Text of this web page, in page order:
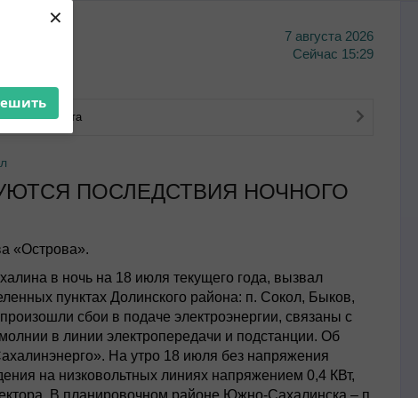
×
7 августа 2026
Сейчас 15:29
счета
ПОСЛЕДСТВИЯ НОЧНОГО
«Острова».
в ночь на 18 июля текущего года, вызвал
пунктах Долинского района: п. Сокол, Быков,
сбои в подаче электроэнергии, связаны с
в линии электропередачи и подстанции. Об
На утро 18 июля без напряжения
на низковольтных линиях напряжением 0,4 КВт,
В планировочном районе Южно-Сахалинска – п.